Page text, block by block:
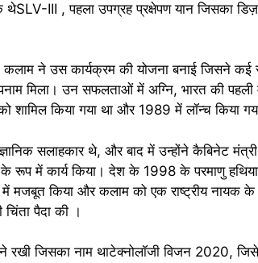
III , पहला उपग्रह प्रक्षेपण यान जिसका
कलाम ने उस कार्यक्रम की योजना बनाई जिसने कई
मिला। उन सफलताओं में अग्नि, भारत की पहली
किया गया था और 1989 में लॉन्च किया
सलाहकार थे, और बाद में उन्होंने कैबिनेट
में कार्य किया। देश के 1998 के परमाणु
मजबूत किया और कलाम को एक राष्ट्रीय नायक के
चिंता पैदा की ।
जिसका नाम थाटेक्नोलॉजी विजन 2020, जिसे